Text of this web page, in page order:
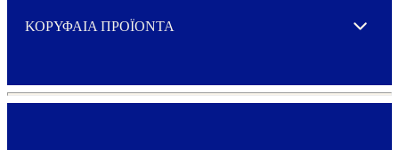
ΚΟΡΥΦΑΙΑ ΠΡΟΪΟΝΤΑ Expand